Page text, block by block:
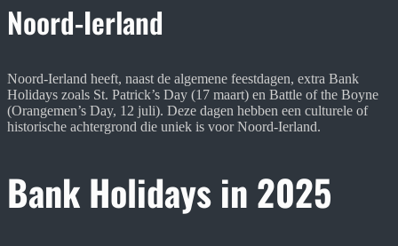
Noord-Ierland
Noord-Ierland heeft, naast de algemene feestdagen, extra Bank
Holidays zoals St. Patrick’s Day (17 maart) en Battle of the Boyne
(Orangemen’s Day, 12 juli). Deze dagen hebben een culturele of
historische achtergrond die uniek is voor Noord-Ierland.
Bank Holidays in 2025